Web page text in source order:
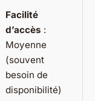
Facilité
d’accès :
Moyenne
(souvent
besoin de
disponibilité)